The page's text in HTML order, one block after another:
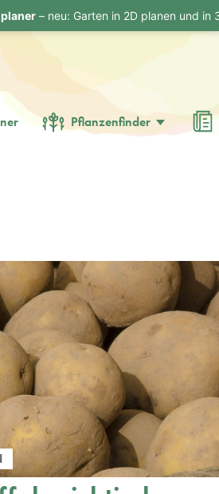
Pflanzenfinder
– neu: Garten in 2D planen und in